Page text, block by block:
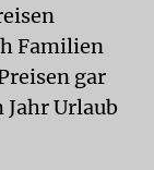
Familien
gar
Urlaub